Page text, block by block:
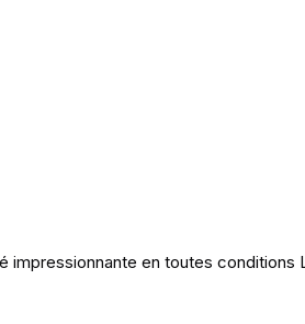
impressionnante en toutes